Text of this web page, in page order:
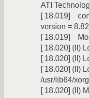
ATI
[ 18.019]
version =
[ 18.019]
[ 18.020] (II)
[ 18.020] (II)
[ 18.020] (II)
/usr/lib64/
[ 18.020] (II)